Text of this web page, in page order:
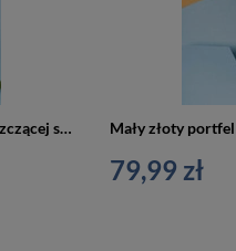
Mały czerwony portfel damski z błyszczącej skóry naturalnej - Lorenti 423229-CEK
79,99 zł